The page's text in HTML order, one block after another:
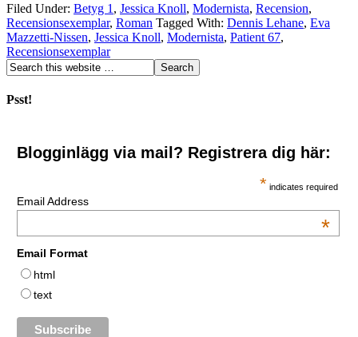
Filed Under: Betyg 1 , Jessica Knoll, Modernista, Recension,
Recensionsexemplar, Roman Tagged With: Dennis Lehane, Eva
Mazzetti-Nissen, Jessica Knoll, Modernista, Patient 67,
Recensionsexemplar
Psst!
Blogginlägg via mail? Registrera dig här:
* indicates required
Email Address
*
Email Format
html
text